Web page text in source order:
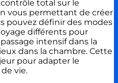
total sur le
vous permettant de créer
pouvez définir des modes
différents pour
intensif dans la
dans la chambre. Cette
pour adapter le
vie.